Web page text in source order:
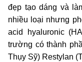
đẹp tạo dáng và
nhiều loại nhưng
acid hyaluronic
trường có thành
Thụy Sỹ) Restylan